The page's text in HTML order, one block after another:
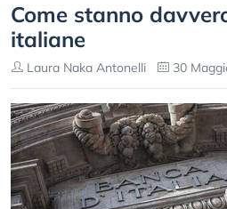
Come stanno
italiane
Laura Naka Antonelli 30